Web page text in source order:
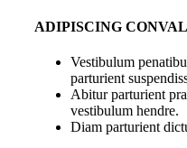
ADIPISCING
Vestibulum
parturient
Abitur parturient
vestibulum hendre.
Diam parturient